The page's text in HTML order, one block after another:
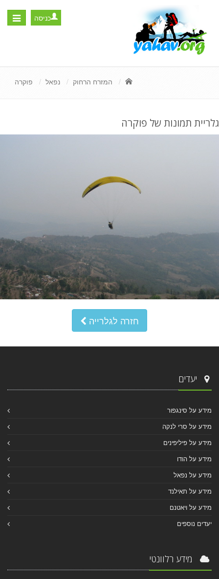
Toggle
כניסה
המזרח הרחוק נפאל פוקרה
גלריית תמונות של פוקרה
חזרה לגלרייה
יעדים
מידע על סינגפור
מידע על סרי לנקה
מידע על פיליפינים
מידע על הודו
מידע על נפאל
מידע על תאילנד
מידע על ויאטנם
יעדים נוספים
מידע רלוונטי